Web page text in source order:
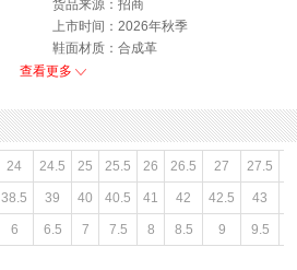
货品来源：招商
上市时间：2026年秋季
鞋面材质：合成革
性别：男子
查看更多
24 24.5 25 25.5 26 26.5 27 27.5
38.5 39 40 40.5 41 42 42.5 43
6 6.5 7 7.5 8 8.5 9 9.5